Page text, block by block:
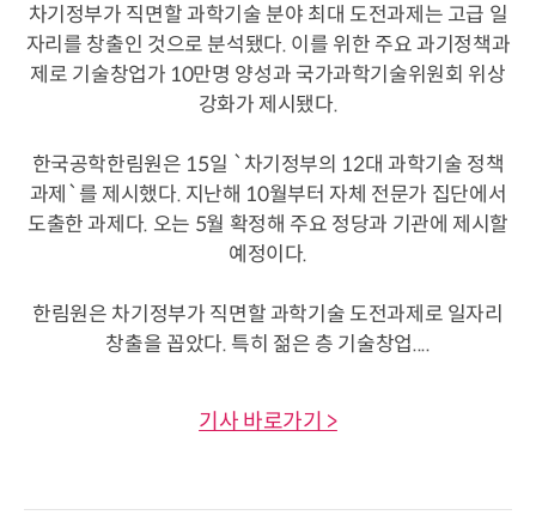
차기정부가 직면할 과학기술 분야 최대 도전과제는 고급 일
자리를 창출인 것으로 분석됐다. 이를 위한 주요 과기정책과
제로 기술창업가 10만명 양성과 국가과학기술위원회 위상
강화가 제시됐다.
한국공학한림원은 15일 `차기정부의 12대 과학기술 정책
과제`를 제시했다. 지난해 10월부터 자체 전문가 집단에서
도출한 과제다. 오는 5월 확정해 주요 정당과 기관에 제시할
예정이다.
한림원은 차기정부가 직면할 과학기술 도전과제로 일자리
창출을 꼽았다. 특히 젊은 층 기술창업....
기사 바로가기 >